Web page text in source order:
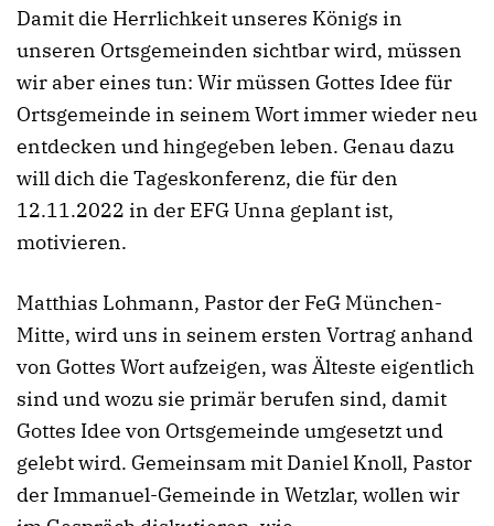
Damit die Herrlichkeit unseres Königs in
unseren Ortsgemeinden sichtbar wird, müssen
wir aber eines tun: Wir müssen Gottes Idee für
Ortsgemeinde in seinem Wort immer wieder neu
entdecken und hingegeben leben. Genau dazu
will dich die Tageskonferenz, die für den
12.11.2022 in der EFG Unna geplant ist,
motivieren.
Matthias Lohmann, Pastor der FeG München-
Mitte, wird uns in seinem ersten Vortrag anhand
von Gottes Wort aufzeigen, was Älteste eigentlich
sind und wozu sie primär berufen sind, damit
Gottes Idee von Ortsgemeinde umgesetzt und
gelebt wird. Gemeinsam mit Daniel Knoll, Pastor
der Immanuel-Gemeinde in Wetzlar, wollen wir